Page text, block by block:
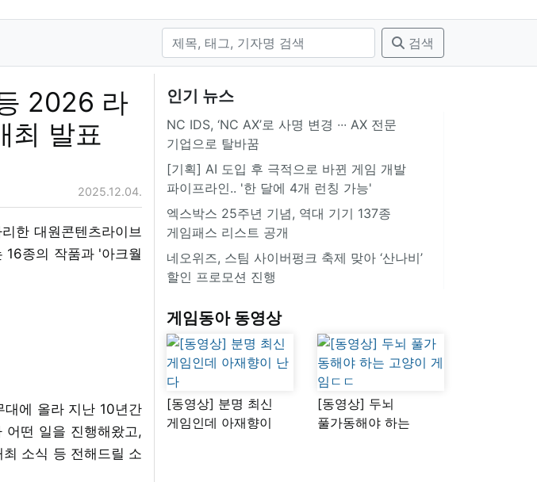
검색
2026 라
최 발표
2025.12.04.
한 대원콘텐츠라이브
종의 작품과 '아크월
대에 올라 지난 10년간
어떤 일을 진행해왔고,
소식 등 전해드릴 소
인기 뉴스
NC IDS, ‘NC AX’로 사명 변경 ∙∙∙ AX 전문
기업으로 탈바꿈
[기획] AI 도입 후 극적으로 바뀐 게임 개발
파이프라인.. '한 달에 4개 런칭 가능'
엑스박스 25주년 기념, 역대 기기 137종
게임패스 리스트 공개
네오위즈, 스팀 사이버펑크 축제 맞아 ‘산나비’
할인 프로모션 진행
게임동아 동영상
[동영상] 분명 최신
게임인데 아재향이
[동영상] 두뇌
풀가동해야 하는